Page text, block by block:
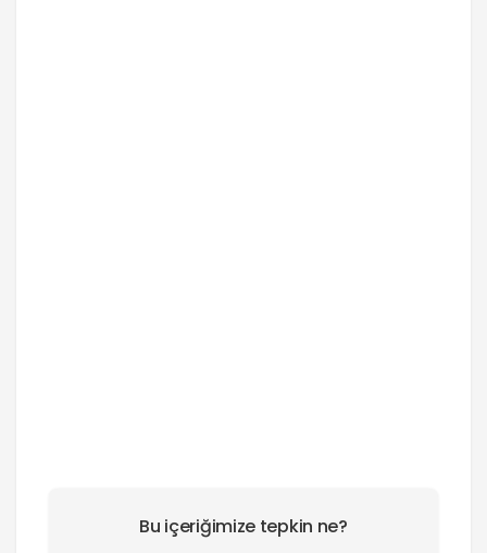
Bu içeriğimize tepkin ne?